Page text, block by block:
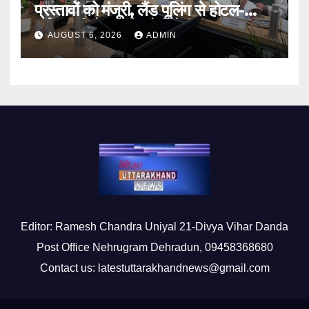
प्रस्तावों को मंजूरी, लैंड पूलिंग से होटल-
पर्यटन परियोजनाओं को मिलेगी रफ्तार
AUGUST 6, 2026 ADMIN
Editor: Ramesh Chandra Uniyal 21-Divya Vihar Danda
Post Office Nehrugram Dehradun, 09458368680
Contact us: latestuttarakhandnews@gmail.com